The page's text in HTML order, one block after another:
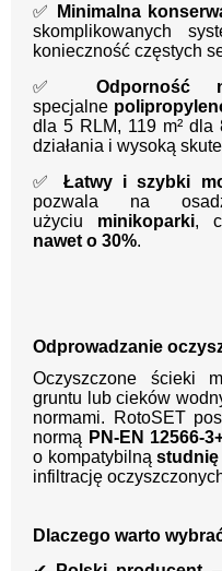
✅
Minimalna
skomplikowanych
konieczność częstych
✅ Odporność
specjalne
dla 5 RLM, 119 m² dla
działania i wysoką
✅Łatwy i szybki
pozwala na
użyciu minikoparki,
nawet o 30%.
Odprowadzanie
Oczyszczone ścieki
gruntu lub cieków
normami. RotoSET
normą PN-EN 12566-
o kompatybilnąstudnię
infiltrację
Dlaczego warto